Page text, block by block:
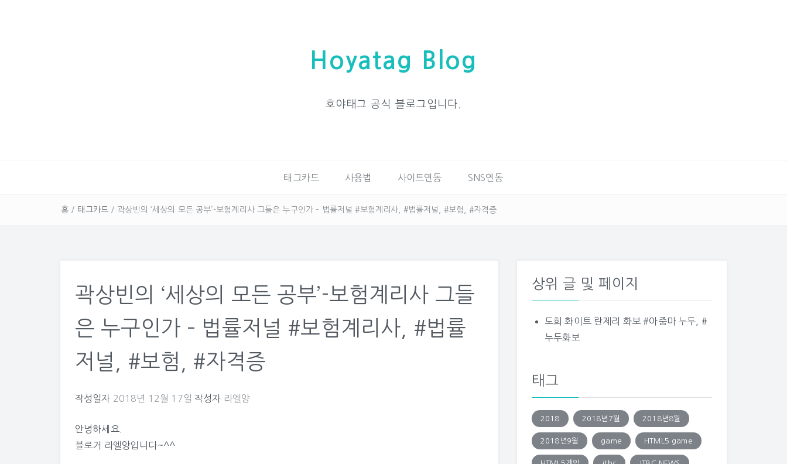
Hoyatag Blog
호야태그 공식 블로그입니다.
태그카드 사용법 사이트연동 SNS연동
홈 / 태그카드 / 곽상빈의 ‘세상의 모든 공부’-보험계리사 그들은 누구인가 – 법률저널 #보험계리사, #법률저널, #보험, #자격증
곽상빈의 ‘세상의 모든 공부’-보험계리사 그들
은 누구인가 – 법률저널 #보험계리사, #법률
저널, #보험, #자격증
작성일자 2018년 12월 17일 작성자 라엘양
안녕하세요.
블로거 라엘양입니다~^^
상위 글 및 페이지
도희 화이트 란제리 화보 #아줌마 누두, #
누두화보
태그
2018 2018년7월 2018년8월
2018년9월 game HTML5 game